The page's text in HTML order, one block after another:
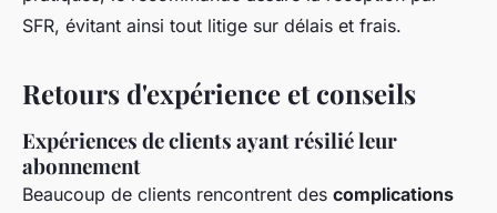
SFR, évitant ainsi tout litige sur délais et frais.
Retours d'expérience et conseils
Expériences de clients ayant résilié leur
abonnement
Beaucoup de clients rencontrent des complications